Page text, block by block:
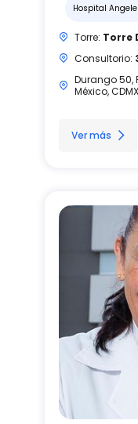
Hospital
Torre: Torre
Consultorio:
Durango 50,
México, CDMX
Ver más